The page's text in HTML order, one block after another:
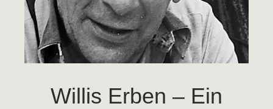
Willis Erben – Ein